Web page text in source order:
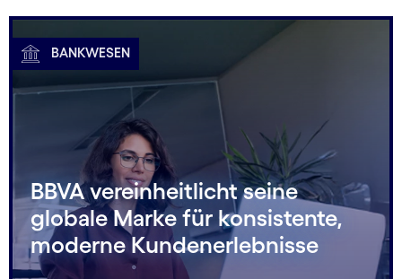
BANKWESEN
BBVA vereinheitlicht seine
globale Marke für konsistente,
moderne Kundenerlebnisse